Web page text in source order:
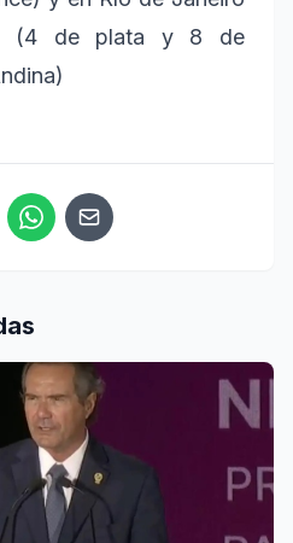
(4 de plata y 8 de